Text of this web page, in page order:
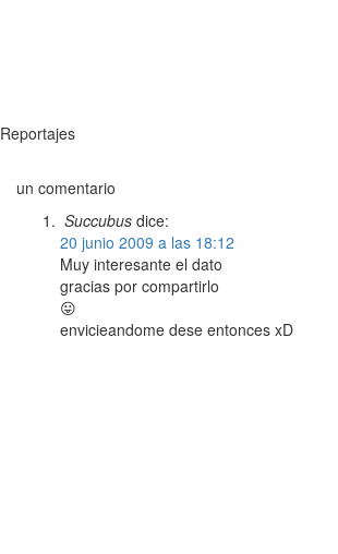
Reportajes
un comentario
Succubus dice:
20 junio 2009 a las 18:12
Muy interesante el dato
gracias por compartirlo
😛
envicieandome dese entonces xD